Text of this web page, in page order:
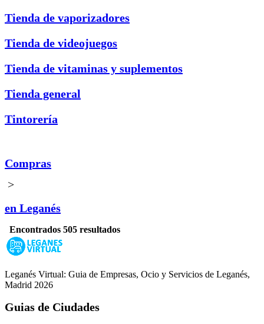
Tienda de vaporizadores
Tienda de videojuegos
Tienda de vitaminas y suplementos
Tienda general
Tintorería
Compras
>
en Leganés
Encontrados 505 resultados
Leganés Virtual: Guia de Empresas, Ocio y Servicios de Leganés,
Madrid 2026
Guias de Ciudades